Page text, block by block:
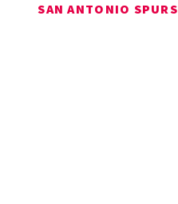
SAN ANTONIO SPURS